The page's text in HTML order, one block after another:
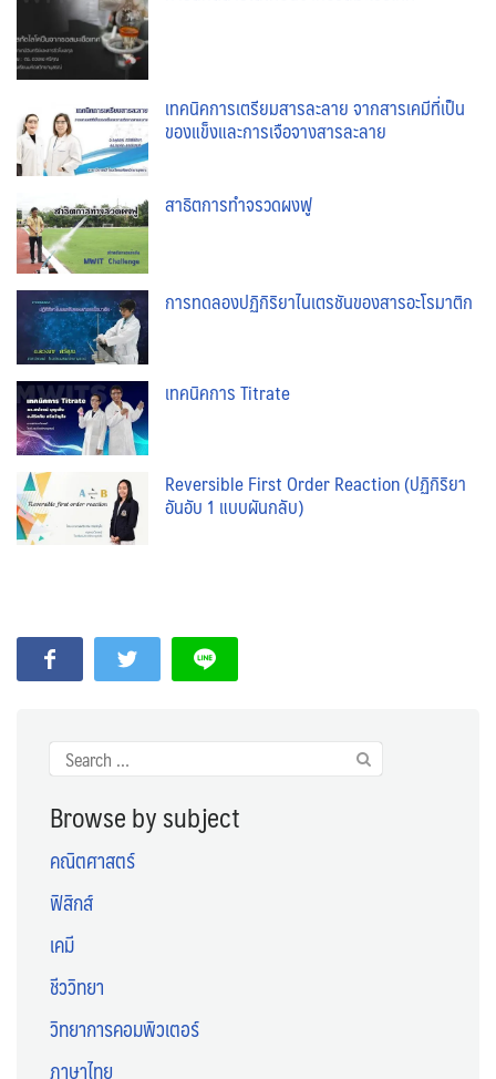
เทคนิคการเตรียมสารละลาย จากสารเคมีที่เป็น
ของแข็งและการเจือจางสารละลาย
สาธิตการทำจรวดผงฟู
การทดลองปฏิกิริยาไนเตรชันของสารอะโรมาติก
เทคนิคการ Titrate
Reversible First Order Reaction (ปฏิกิริยา
อันอับ 1 แบบผันกลับ)
Search
for:
Browse by subject
คณิตศาสตร์
ฟิสิกส์
เคมี
ชีววิทยา
วิทยาการคอมพิวเตอร์
ภาษาไทย